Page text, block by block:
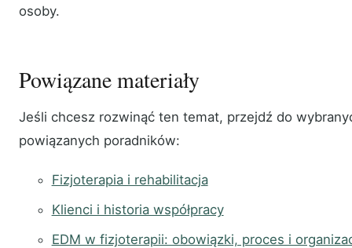
osoby.
Powiązane materiały
Jeśli chcesz rozwinąć ten temat, przejdź do
powiązanych poradników:
Fizjoterapia i rehabilitacja
Klienci i historia współpracy
EDM w fizjoterapii: obowiązki, proces i